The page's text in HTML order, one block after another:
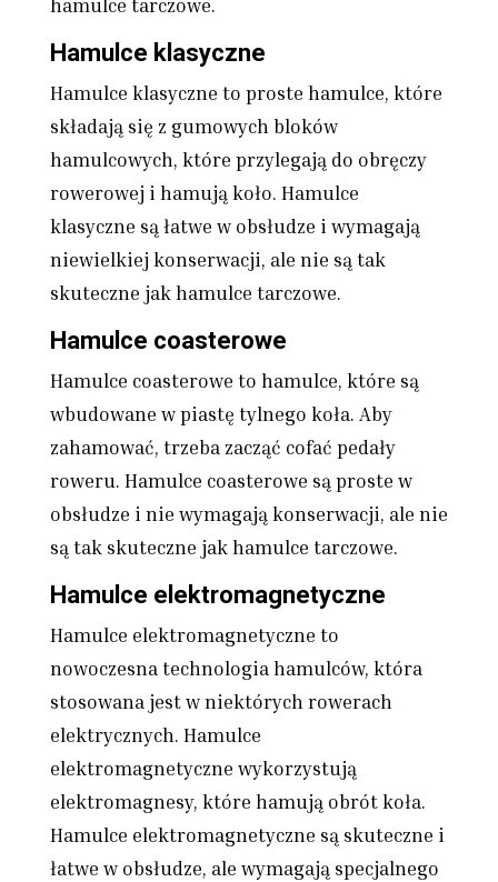
hamulce tarczowe.
Hamulce klasyczne
Hamulce klasyczne to proste hamulce, które
składają się z gumowych bloków
hamulcowych, które przylegają do obręczy
rowerowej i hamują koło. Hamulce
klasyczne są łatwe w obsłudze i wymagają
niewielkiej konserwacji, ale nie są tak
skuteczne jak hamulce tarczowe.
Hamulce coasterowe
Hamulce coasterowe to hamulce, które są
wbudowane w piastę tylnego koła. Aby
zahamować, trzeba zacząć cofać pedały
roweru. Hamulce coasterowe są proste w
obsłudze i nie wymagają konserwacji, ale nie
są tak skuteczne jak hamulce tarczowe.
Hamulce elektromagnetyczne
Hamulce elektromagnetyczne to
nowoczesna technologia hamulców, która
stosowana jest w niektórych rowerach
elektrycznych. Hamulce
elektromagnetyczne wykorzystują
elektromagnesy, które hamują obrót koła.
Hamulce elektromagnetyczne są skuteczne i
łatwe w obsłudze, ale wymagają specjalnego